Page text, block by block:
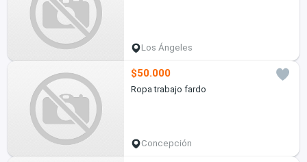
Los Ángeles
$50.000
Ropa trabajo fardo
Concepción